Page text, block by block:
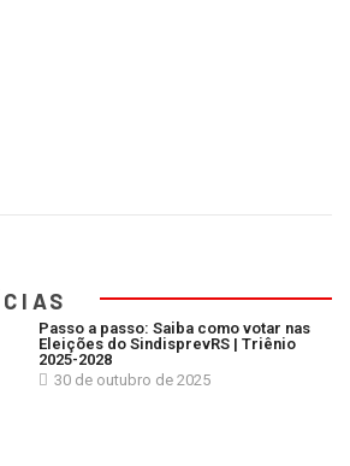
Passo a passo: Saiba como votar nas
Eleições do SindisprevRS | Triênio
2025-2028
30 de outubro de 2025